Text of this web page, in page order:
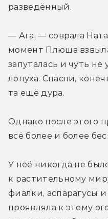
разведённый.
— Ага, — соврала
момент Плюша
запуталась и чуть не
лопуха. Спасли,
та ещё дура.
Однако после этого
всё более и более
У неё никогда не
к растительному
фиалки, аспарагусы
проявляла к этому